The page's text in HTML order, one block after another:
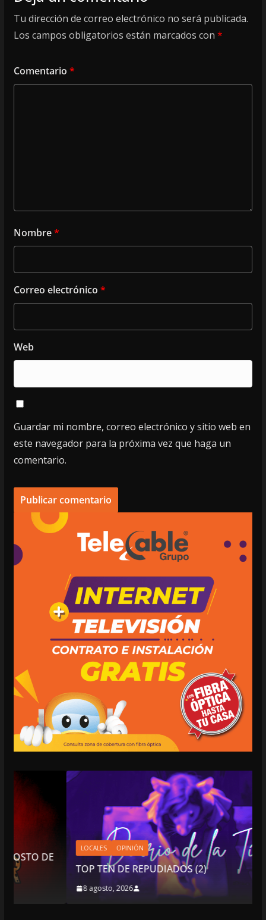
Tu dirección de correo electrónico no será publicada.
Los campos obligatorios están marcados con *
Comentario *
Nombre*
Correo electrónico *
Web
Guardar mi nombre, correo electrónico y sitio web en
este navegador para la próxima vez que haga un
comentario.
DE
OPINIÓN
TOP TEN DE REPUDIADOS (2)
8 agosto, 2026